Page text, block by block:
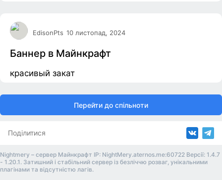
EdisonPts 10 листопад, 2024
Баннер в Майнкрафт
красивый закат
Перейти до спільноти
Поділитися
Nightmery – сервер Майнкрафт IP: NightMery.aternos.me:60722 Версії: 1.4.7
- 1.20.1. Затишний і стабільний сервер із безліччю розваг, унікальними
плагінами та відсутністю лагів.